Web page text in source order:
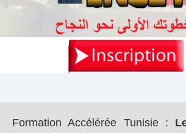
Formation Accélérée Tunisie: